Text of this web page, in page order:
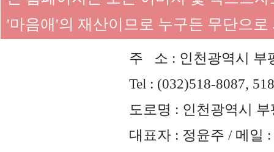
'마음애'의 재산이므로 누구든 무단으
주 소 : 인천광역시 부
Tel : (032)518-8087,
도로명 : 인천광역시
대표자 : 정윤주 / 메일 :